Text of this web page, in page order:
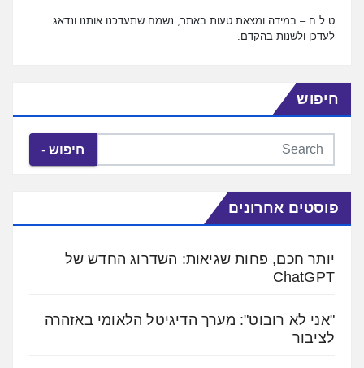
ט.ל.ח – במידה ומצאת טעות באתר, נשמח שתעדכנו אותנו ונדאג
לעדכן ולשנות בהקדם.
חיפוש
חיפוש
פוסטים אחרונים
יותר חכם, פחות שגיאות: השדרוג החדש של
ChatGPT
"אני לא רובוט": מערך הדיגיטל הלאומי באזהרה
לציבור